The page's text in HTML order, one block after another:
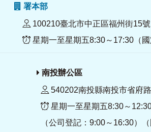
署本部
100210臺北市中正區福州街15號
星期一至星期五8:30～17:30（國
南投辦公區
540202南投縣南投市省府
星期一至星期五8:30～
（公司登記：9:00～16:30）